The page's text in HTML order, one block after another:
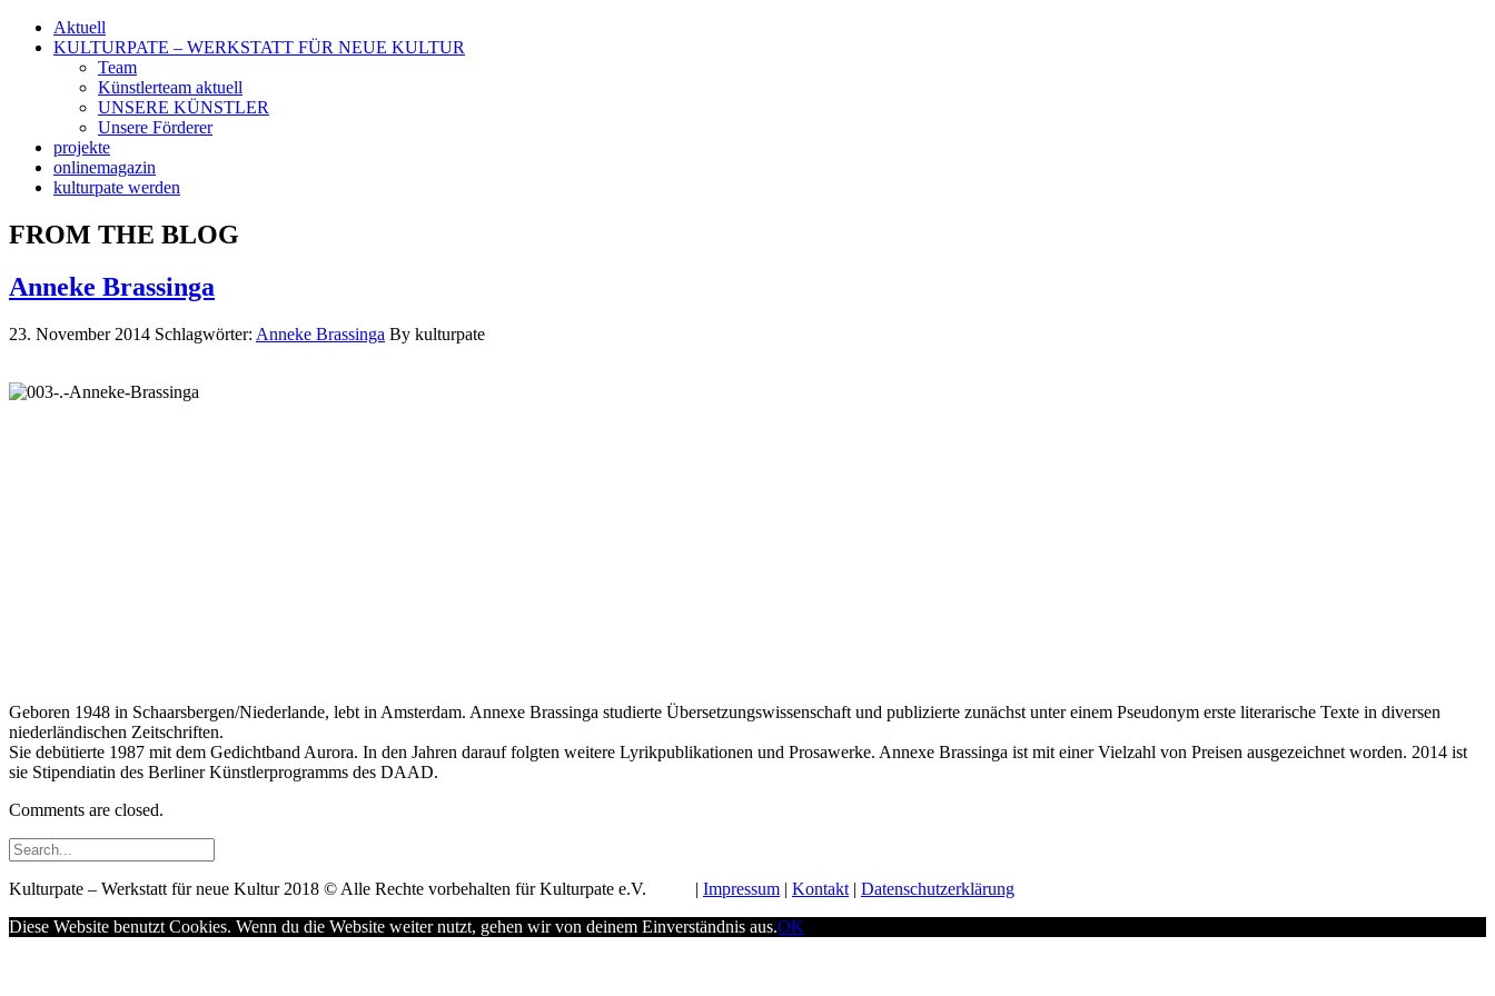
Aktuell
KULTURPATE – WERKSTATT FÜR NEUE KULTUR
Team
Künstlerteam aktuell
UNSERE KÜNSTLER
Unsere Förderer
projekte
onlinemagazin
kulturpate werden
FROM THE BLOG
Anneke Brassinga
23. November 2014 Schlagwörter: Anneke Brassinga By kulturpate
Geboren 1948 in Schaarsbergen/Niederlande, lebt in Amsterdam. Annexe Brassinga studierte Übersetzungswissenschaft und publizierte zunächst unter einem Pseudonym erste literarische Texte in diversen
niederländischen Zeitschriften.
Sie debütierte 1987 mit dem Gedichtband Aurora. In den Jahren darauf folgten weitere Lyrikpublikationen und Prosawerke. Annexe Brassinga ist mit einer Vielzahl von Preisen ausgezeichnet worden. 2014 ist
sie Stipendiatin des Berliner Künstlerprogramms des DAAD.
Comments are closed.
Kulturpate – Werkstatt für neue Kultur 2018 © Alle Rechte vorbehalten für Kulturpate e.V. Impressum Kontakt
Datenschutzerklärung
Diese Website benutzt Cookies. Wenn du die Website weiter nutzt, gehen wir von deinem Einverständnis aus.OK